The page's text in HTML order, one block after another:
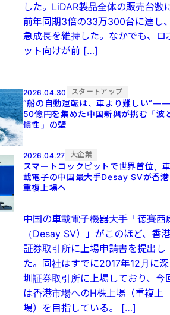
した。LiDAR製品全体の販売台数
前年同期3倍の33万300台に達し
急成長を維持した。なかでも、ロ
ット向けが前 […]
2026.04.30 スタートアップ
“船の自動運転は、車より難しい“——
50億円を集めた中国新興が挑む「波
慣性」の壁
2026.04.27 大企業
スマートコックピットで世界首位、
載電子の中国最大手Desay SVが香港
重複上場へ
中国の車載電子機器大手「徳賽西
（Desay SV）」がこのほど、香港
証券取引所に上場申請書を提出し
た。同社はすでに2017年12月に深
圳証券取引所に上場しており、今
は香港市場へのH株上場（重複上
場）を目指している。 […]